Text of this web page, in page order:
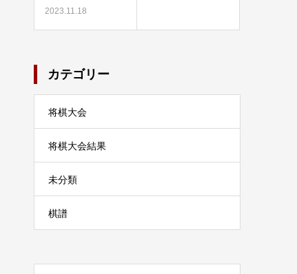
2023.11.18
カテゴリー
将棋大会
将棋大会結果
未分類
棋譜